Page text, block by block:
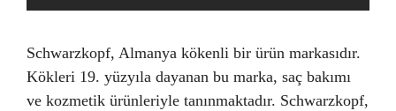
Schwarzkopf, Almanya kökenli bir ürün markasıdır.
Kökleri 19. yüzyıla dayanan bu marka, saç bakımı
ve kozmetik ürünleriyle tanınmaktadır. Schwarzkopf,